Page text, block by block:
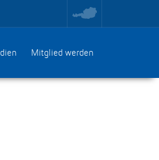
toggle
region
menu
Mitglied werden